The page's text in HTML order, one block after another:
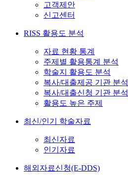
고객제안
신고센터
RISS 활용도 분석
자료 현황 통계
주제별 활용통계 분석
학술지 활용도 분석
복사/대출제공 기관 분석
복사/대출신청 기관 분석
활용도 높은 주제
최신/인기 학술자료
최신자료
인기자료
해외자료신청(E-DDS)